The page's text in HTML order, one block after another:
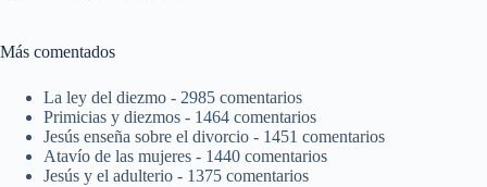
Más comentados
La ley del diezmo - 2985 comentarios
Primicias y diezmos - 1464 comentarios
Jesús enseña sobre el divorcio - 1451 comentarios
Atavío de las mujeres - 1440 comentarios
Jesús y el adulterio - 1375 comentarios